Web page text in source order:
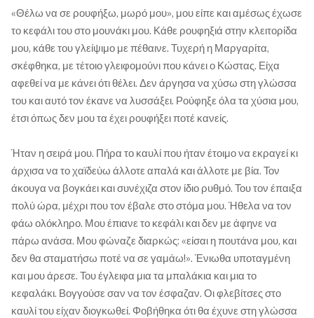
«Θέλω να σε ρουφήξω, μωρό μου», μου είπε και αμέσως έχωσε
το κεφάλι του στο μουνάκι μου. Κάθε ρουφηξιά στην κλειτορίδα
μου, κάθε του γλείψιμο με πέθαινε. Τυχερή η Μαργαρίτα,
σκέφθηκα, με τέτοιο γλειφομούνι που κάνει ο Κώστας. Είχα
αφεθεί να με κάνει ότι θέλει. Δεν άργησα να χύσω στη γλώσσα
του και αυτό τον έκανε να λυσσάξει. Ρούφηξε όλα τα χύσια μου,
έτσι όπως δεν μου τα έχει ρουφήξει ποτέ κανείς.
Ήταν η σειρά μου. Πήρα το καυλί που ήταν έτοιμο να εκραγεί κι
άρχισα να το χαϊδεύω άλλοτε απαλά και άλλοτε με βία. Τον
άκουγα να βογκάει και συνέχιζα στον ίδιο ρυθμό. Του τον έπαιξα
πολύ ώρα, μέχρι που τον έβαλε στο στόμα μου. Ήθελα να τον
φάω ολόκληρο. Μου έπιανε το κεφάλι και δεν με άφηνε να
πάρω ανάσα. Μου φώναζε διαρκώς: «είσαι η πουτάνα μου, και
δεν θα σταματήσω ποτέ να σε γαμάω!». Ένιωθα υποταγμένη
και μου άρεσε. Του έγλειφα μια τα μπαλάκια και μια το
κεφαλάκι. Βογγούσε σαν να τον έσφαζαν. Οι φλεβίτσες στο
καυλί του είχαν διογκωθεί. Φοβήθηκα ότι θα έχυνε στη γλώσσα